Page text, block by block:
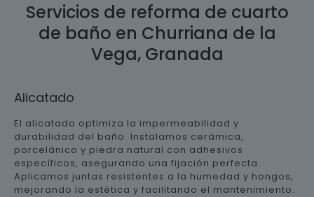
Servicios de reforma de cuarto
de baño en Churriana de la
Vega, Granada
Alicatado
El alicatado optimiza la impermeabilidad y
durabilidad del baño. Instalamos cerámica,
porcelánico y piedra natural con adhesivos
específicos, asegurando una fijación perfecta.
Aplicamos juntas resistentes a la humedad y hongos,
mejorando la estética y facilitando el mantenimiento.